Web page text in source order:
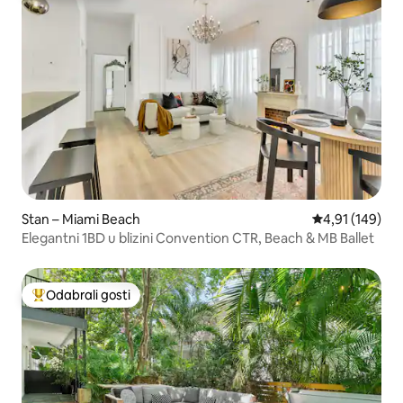
Stan – Miami Beach Prosječna
4,91 (149)
Elegantni 1BD u blizini Convention CTR, Beach & MB Ballet
Među najviše rangiranima s oznakom „Odabrali gosti”
Odabrali gosti